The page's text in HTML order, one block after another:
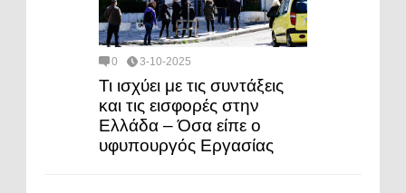
0 3-10-2025
Τι ισχύει με τις συντάξεις
και τις εισφορές στην
Ελλάδα – Όσα είπε ο
υφυπουργός Εργασίας